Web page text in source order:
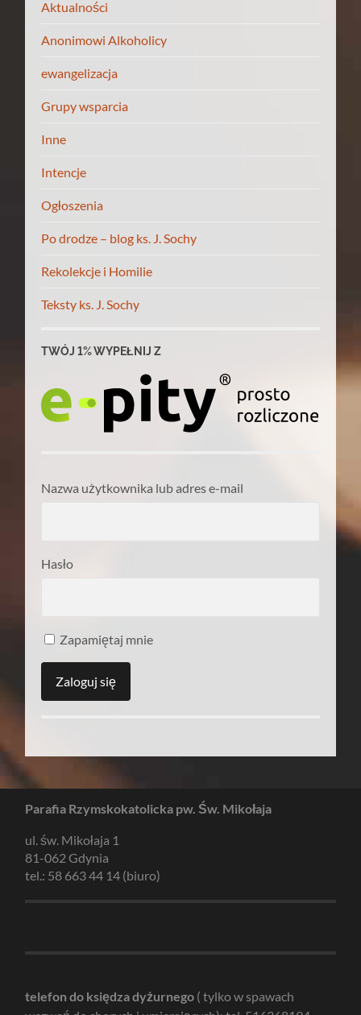
Aktualności
Anonimowi Alkoholicy
ewangelizacja
Grupy wsparcia
Inne
Intencje
Ogłoszenia
Po drodze – blog ks. J. Sochy
Rekolekcje i Homilie
Teksty ks. J. Sochy
TWÓJ 1% WYPEŁNIJ Z
Nazwa użytkownika lub adres e-mail
Hasło
Zapamiętaj mnie
Parafia Rzymskokatolicka pw. Św. Mikołaja
ul. św. Mikołaja 1
81-062 Gdynia
tel.: 58 663 44 14 (biuro)
telefon do księdza dyżurnego ( tylko w spawach